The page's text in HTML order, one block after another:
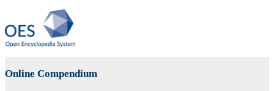
Online Compendium